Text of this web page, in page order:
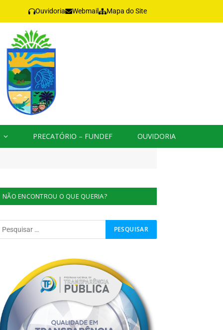
Ouvidoria Webmail Mapa do Site
PRECATÓRIO – FUNDEF OUVIDORIA
NÃO ENCONTROU O QUE QUERIA?